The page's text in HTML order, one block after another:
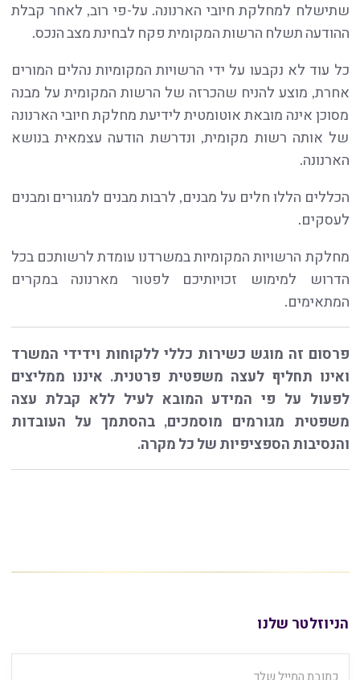
שתישלח למחלקת חיובי הארנונה. על-פי רוב, לאחר קבלת
ההודעה תשלח הרשות המקומית פקח לבחינת מצב הנכס.
כל עוד לא נקבעו על ידי הרשויות המקומיות נהלים המורים
אחרת, מוצע להניח שהכרזה של הרשות המקומית על מבנה
מסוכן אינה מובאת אוטומטית לידיעת מחלקת חיובי הארנונה
של אותה רשות מקומית, ונדרשת הודעה עצמאית בנושא
הארנונה.
הכללים הללו חלים על מבנים, לרבות מבנים למגורים ומבנים
לעסקים.
מחלקת הרשויות המקומיות במשרדנו עומדת לרשותכם בכל
הדרוש למימוש זכויותיכם לפטור מארנונה במקרים
המתאימים.
פרסום זה מוגש כשירות כללי ללקוחות וידידי המשרד
ואינו תחליף לעצה משפטית פרטנית. איננו ממליצים
לפעול על פי המידע המובא לעיל ללא קבלת עצה
משפטית מגורמים מוסמכים, בהסתמך על העובדות
והנסיבות הספציפיות של כל מקרה.
הניוזלטר שלנו